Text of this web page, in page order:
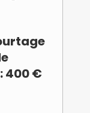
400 €